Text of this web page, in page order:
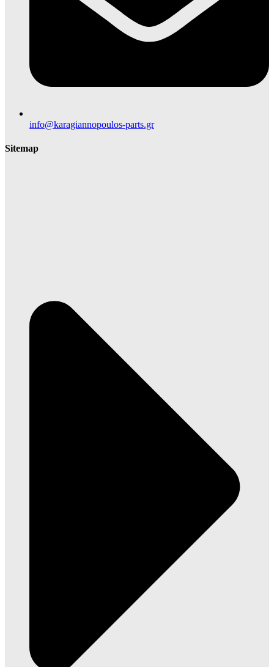
info@karagiannopoulos-parts.gr
Sitemap